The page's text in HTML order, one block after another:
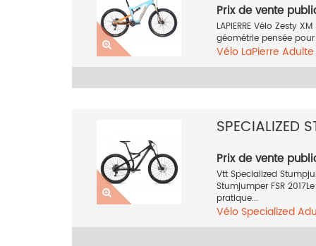
Prix de vente
LAPIERRE Vélo Zesty
géométrie pensée
Vélo LaPierre
27.5 poucesOrange
SPECIALIZED
Prix de vente
Vtt Specialized
Stumjumper FSR
pratique...
Vélo Specialized
29 poucesRouge